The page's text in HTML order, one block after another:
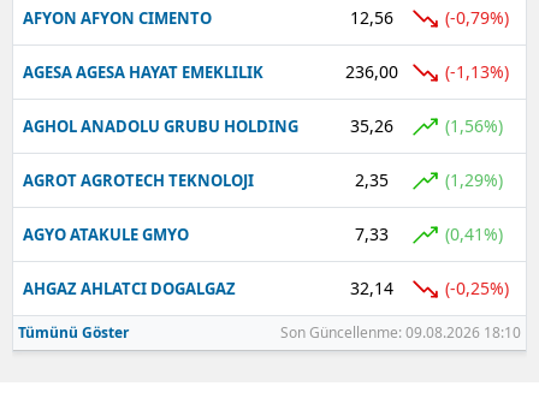
AFYON AFYON CIMENTO 12,56 (-0,79%)
AGESA AGESA HAYAT EMEKLILIK 236,00 (-1,13%)
AGHOL ANADOLU GRUBU HOLDING 35,26 (1,56%)
AGROT AGROTECH TEKNOLOJI 2,35 (1,29%)
AGYO ATAKULE GMYO 7,33 (0,41%)
AHGAZ AHLATCI DOGALGAZ 32,14 (-0,25%)
Tümünü Göster Son Güncellenme: 09.08.2026 18:10